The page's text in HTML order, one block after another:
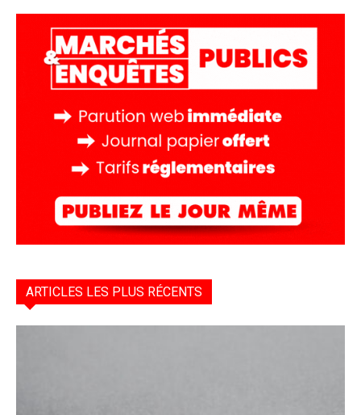
ARTICLES LES PLUS RÉCENTS